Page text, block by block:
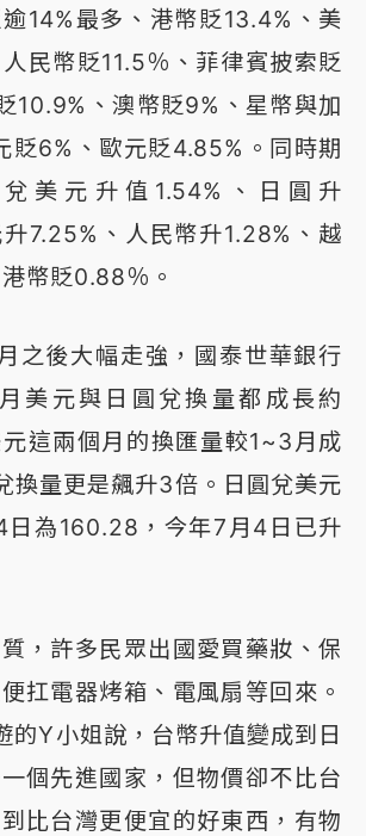
14%最多、港幣貶13.4%、美
民幣貶11.5％、菲律賓披索貶
10.9%、澳幣貶9%、星幣與加
貶6%、歐元貶4.85%。同時期
美元升值1.54%、日圓升
7.25%、人民幣升1.28%、越
幣貶0.88％。
之後大幅走強，國泰世華銀行
美元與日圓兌換量都成長約
這兩個月的換匯量較1~3月成
換量更是飆升3倍。日圓兌美元
日為160.28，今年7月4日已升
，許多民眾出國愛買藥妝、保
扛電器烤箱、電風扇等回來。
的Y小姐說，台幣升值變成到日
個先進國家，但物價卻不比台
比台灣更便宜的好東西，有物